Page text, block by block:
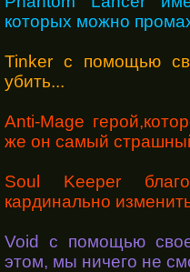
которых можно
Tinker с помощью
убить...
Anti-Mage
же он самый
Soul Keeper
кардинально
Void с помощью
этом, мы ничего не